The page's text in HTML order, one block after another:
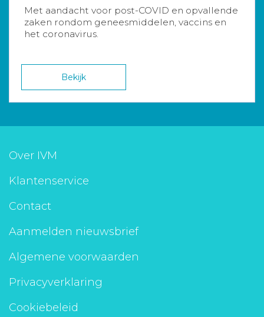
Met aandacht voor post-COVID en opvallende
zaken rondom geneesmiddelen, vaccins en
het coronavirus.
Bekijk
Over IVM
Klantenservice
Contact
Aanmelden nieuwsbrief
Algemene voorwaarden
Privacyverklaring
Cookiebeleid